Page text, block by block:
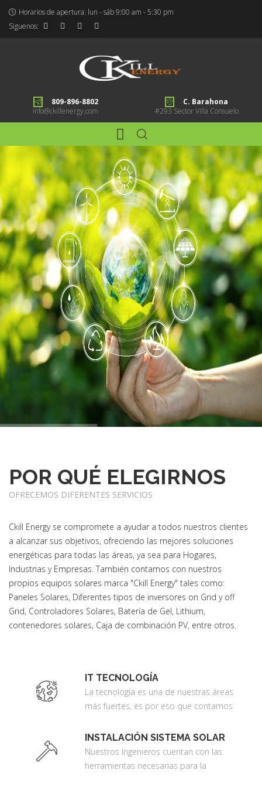
Horarios de apertura: lun - sáb 9:00 am - 5:30 pm
Siguenos:
809-896-8802
info@ckillenergy.com
C. Barahona
#293 Sector Villa Consuelo
POR QUÉ ELEGIRNOS
OFRECEMOS DIFERENTES SERVICIOS
Ckill Energy se compromete a ayudar a todos nuestros clientes
a alcanzar sus objetivos, ofreciendo las mejores soluciones
energéticas para todas las áreas, ya sea para Hogares,
Industrias y Empresas. También contamos con nuestros
propios equipos solares marca "Ckill Energy" tales como:
Paneles Solares, Diferentes tipos de inversores on Grid y off
Grid, Controladores Solares, Batería de Gel, Lithium,
contenedores solares, Caja de combinación PV, entre otros.
IT TECNOLOGÍA
La tecnología es una de nuestras áreas
más fuertes, es por eso que contamos
brindar los mejores servicios para la
instalación de Centrales Telefónicas IP,
Diseño de Páginas Web, Venta de
INSTALACIÓN SISTEMA SOLAR
Nuestros Ingenieros cuentan con las
herramientas necesarias para la